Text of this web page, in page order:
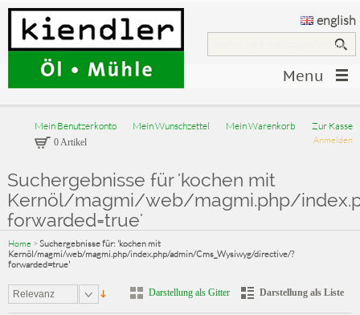
english
Menu
Mein Benutzerkonto Mein Wunschzettel Mein Warenkorb Zur Kasse
Anmelden
0 Artikel
Suchergebnisse für 'kochen mit
Kernöl/magmi/web/magmi.php/
forwarded=true'
Home > Suchergebnisse für: 'kochen mit
Kernöl/magmi/web/magmi.php/index.php/admin/Cms_Wysiwyg/directive/?
forwarded=true'
Relevanz Darstellung als Gitter Darstellung als Liste